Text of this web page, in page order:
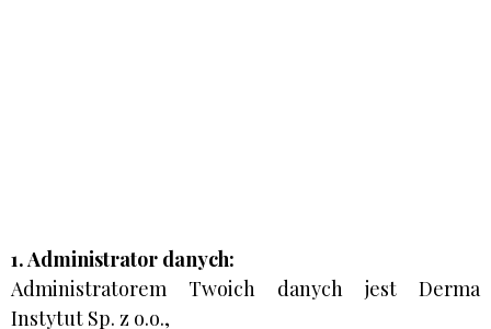
1. Administrator danych:
Administratorem Twoich danych jest Derma
Instytut Sp. z o.o.,